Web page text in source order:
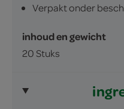
Verpakt onder
inhoud en gewicht
20 Stuks